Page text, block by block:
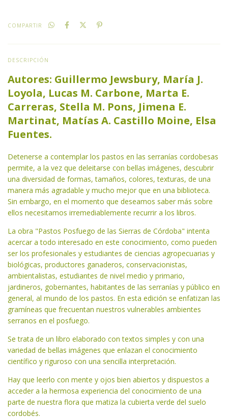
COMPARTIR
DESCRIPCIÓN
Autores: Guillermo Jewsbury, María J.
Loyola, Lucas M. Carbone, Marta E.
Carreras, Stella M. Pons, Jimena E.
Martinat, Matías A. Castillo Moine, Elsa
Fuentes.
Detenerse a contemplar los pastos en las serranías cordobesas
permite, a la vez que deleitarse con bellas imágenes, descubrir
una diversidad de formas, tamaños, colores, texturas, de una
manera más agradable y mucho mejor que en una biblioteca.
Sin embargo, en el momento que deseamos saber más sobre
ellos necesitamos irremediablemente recurrir a los libros.
La obra "Pastos Posfuego de las Sierras de Córdoba" intenta
acercar a todo interesado en este conocimiento, como pueden
ser los profesionales y estudiantes de ciencias agropecuarias y
biológicas, productores ganaderos, conservacionistas,
ambientalistas, estudiantes de nivel medio y primario,
jardineros, gobernantes, habitantes de las serranías y público en
general, al mundo de los pastos. En esta edición se enfatizan las
gramíneas que frecuentan nuestros vulnerables ambientes
serranos en el posfuego.
Se trata de un libro elaborado con textos simples y con una
variedad de bellas imágenes que enlazan el conocimiento
científico y riguroso con una sencilla interpretación.
Hay que leerlo con mente y ojos bien abiertos y dispuestos a
acceder a la hermosa experiencia del conocimiento de una
parte de nuestra flora que matiza la cubierta verde del suelo
cordobés.